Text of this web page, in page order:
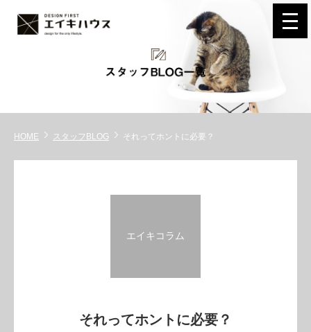
HOME スタッフBLOG それってホントに必要？
エイキコラム
それってホントに必要？